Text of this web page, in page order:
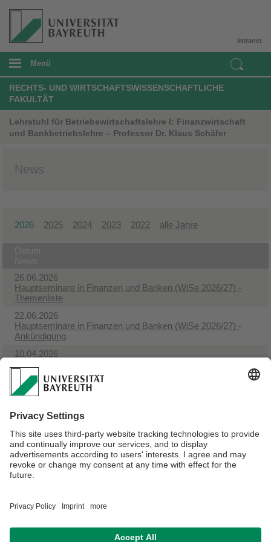
Intranet
Menü
RECHTS- UND WIRTSCHAFTSWISSENSCHAFTLICHE
FAKULTÄT
Lehrstuhl für Betriebswirtschaftslehre I: Finanzwirtschaft
und Bankbetriebslehre – Professor Dr. Klaus Schäfer
News
2026 2025 2024 2023 2022 alle Jahre
26.06.2026
Hauptseminare in Finanzen und Banken (WiSe 2026/27) -
Themenliste
22.06.2026
Hauptseminare in Finanzen und Banken (WiSe 2026/27) -
Ankündigung
10.04.2026
(Fondsmanagement) im SoSe 2026 - Ankündigung
14.01.2026
Themenliste
12.01.2026
Hauptseminare in Finanzen und Banken (SoSe 2026) -
Ankündigung